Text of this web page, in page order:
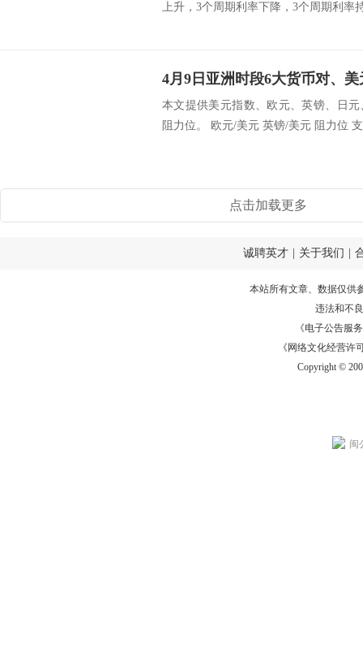
上升，3个周期利率下降，3个周期利率
本文提供美元指数、欧元、英镑、日
阻力位。 欧元/美元 英镑/美元 阻力位
点击加载更多
诚聘英才 关于我们
本站所有文章、数据仅供
违法和不
《电子公告服务
《网络文化经营许
Copyright ©
闽